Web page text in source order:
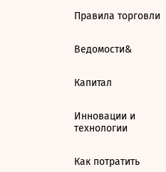
Правила торговли
Ведомости&
Капитал
Инновации и
технологии
Как потратить